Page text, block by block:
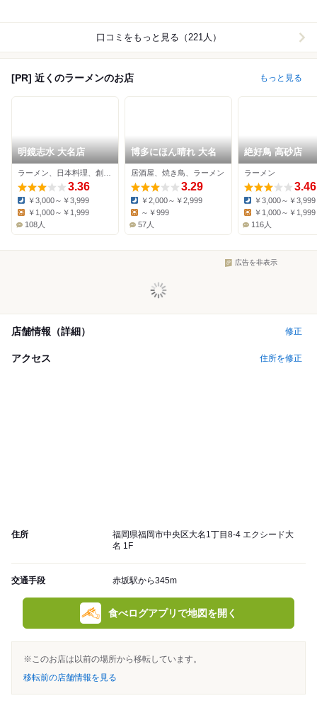
口コミをもっと見る（221人）
[PR] 近くのラーメンのお店 もっと見る
明鏡志水 大名店
3.36
Dinner:
￥3,000～￥3,999
￥1,000～￥1,999
108人
博多にほん晴れ 大名
居酒屋、焼き鳥、ラーメン
3.29
Dinner:
￥2,000～￥2,999
Lunch:
～￥999
57人
絶好鳥 高砂店
ラーメン
3.46
Dinner:
￥3,000～￥3,999
￥1,000～￥1,999
116人
広告を非表示
店舗情報（詳細） 修正
アクセス 住所を修正
住所
福岡県福岡市中央区大名1丁目8-4 エクシード大
名 1F
交通手段 赤坂駅から345m
食べログアプリで地図を開く
※このお店は以前の場所から移転しています。
移転前の店舗情報を見る